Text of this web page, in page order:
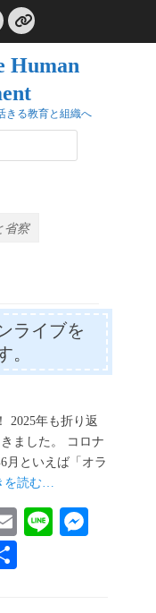
リ
ン
ク
Human
きる教育と組織へ
省察
ライブを
。
2025年も折り返
ました。 コロナ
月といえば「オラ
を読む…
E
Li